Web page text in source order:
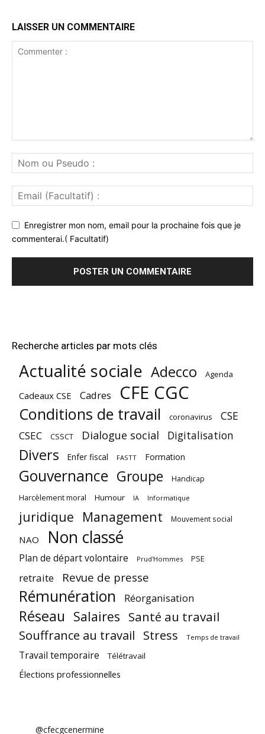
LAISSER UN COMMENTAIRE
Enregistrer mon nom, email pour la prochaine fois que je
commenterai.( Facultatif)
Recherche articles par mots clés
Actualité sociale Adecco Agenda
Cadeaux CSE Cadres CFE CGC
Conditions de travail coronavirus CSE
CSEC CSSCT Dialogue social Digitalisation
Divers Enfer fiscal FASTT Formation
Gouvernance Groupe Handicap
Harcèlement moral Humour IA Informatique
juridique Management Mouvement social
NAO Non classé
Plan de départ volontaire Prud'Hommes PSE
retraite Revue de presse
Rémunération Réorganisation
Réseau Salaires Santé au travail
Souffrance au travail Stress Temps de travail
Travail temporaire Télétravail
Élections professionnelles
@cfecgcenermine